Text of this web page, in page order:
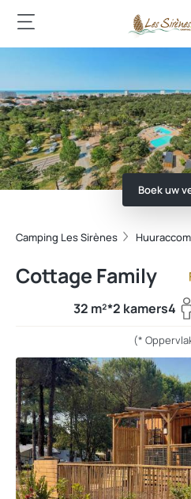
Boek uw
Camping Les Sirènes
Cottage Family
32 m²*2 kamers4
(*